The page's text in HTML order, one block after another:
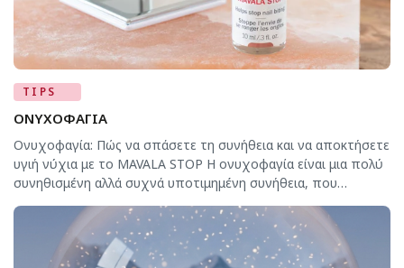
TIPS
ΟΝΥΧΟΦΑΓΙΑ
Ονυχοφαγία: Πώς να σπάσετε τη συνήθεια και να αποκτήσετε
υγιή νύχια με το MAVALA STOP Η ονυχοφαγία είναι μια πολύ
συνηθισμένη αλλά συχνά υποτιμημένη συνήθεια, που
με άγχος, νευρικότητα ή μηχανικές κινήσεις της
καθημερινότητας και μπορεί να οδηγήσει σε εύθραυστα
νύχια, τραυματισμένα επωνύχια και αισθητική δυσφορία. Το